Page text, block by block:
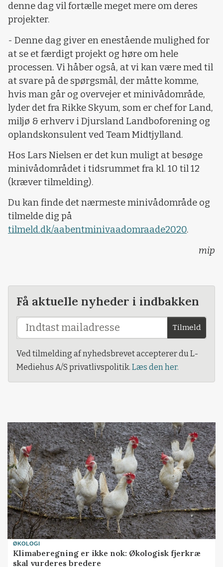
denne dag vil fortælle meget mere om deres
projekter.
- Denne dag giver en enestående mulighed for
at se et færdigt projekt og høre om hele
processen. Vi håber også, at vi kan være med til
at svare på de spørgsmål, der måtte komme,
hvis man går og overvejer et minivådområde,
lyder det fra Rikke Skyum, som er chef for Land,
miljø & erhverv i Djursland Landboforening og
oplandskonsulent ved Team Midtjylland.
Hos Lars Nielsen er det kun muligt at besøge
minivådområdet i tidsrummet fra kl. 10 til 12
(kræver tilmelding).
Du kan finde det nærmeste minivådområde og
tilmelde dig på
tilmeld.dk/aabentminivaadomraade2020.
mip
Få aktuelle nyheder i indbakken
Tilmeld
Ved tilmelding af nyhedsbrevet accepterer du L-
Mediehus A/S privatlivspolitik. Læs den her.
ØKOLOGI
Klimaberegning er ikke nok: Økologisk fjerkræ
skal vurderes bredere